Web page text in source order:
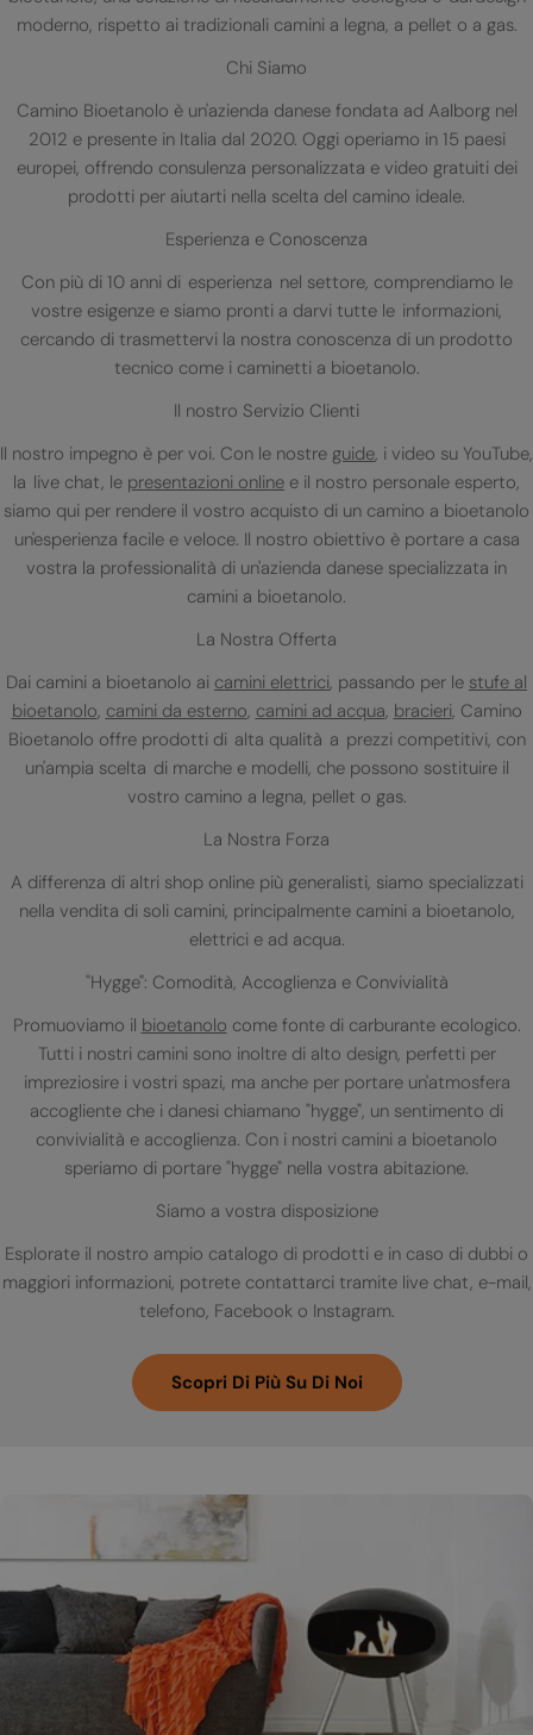
moderno, rispetto ai tradizionali camini a legna, a pellet o a gas.
Chi Siamo
Camino Bioetanolo è un'azienda danese fondata ad Aalborg nel
2012 e presente in Italia dal 2020. Oggi operiamo in 15 paesi
europei, offrendo consulenza personalizzata e video gratuiti dei
prodotti per aiutarti nella scelta del camino ideale.
Esperienza e Conoscenza
Con più di 10 anni di esperienza nel settore, comprendiamo le
vostre esigenze e siamo pronti a darvi tutte le informazioni,
cercando di trasmettervi la nostra conoscenza di un prodotto
tecnico come i caminetti a bioetanolo.
Il nostro Servizio Clienti
Il nostro impegno è per voi. Con le nostre guide, i video su YouTube,
la live chat, le presentazioni online e il nostro personale esperto,
siamo qui per rendere il vostro acquisto di un camino a bioetanolo
un'esperienza facile e veloce. Il nostro obiettivo è portare a casa
vostra la professionalità di un'azienda danese specializzata in
camini a bioetanolo.
La Nostra Offerta
Dai camini a bioetanolo ai camini elettrici, passando per le stufe al
bioetanolo, camini da esterno, camini ad acqua, bracieri, Camino
Bioetanolo offre prodotti di alta qualità a prezzi competitivi, con
un'ampia scelta di marche e modelli, che possono sostituire il
vostro camino a legna, pellet o gas.
La Nostra Forza
A differenza di altri shop online più generalisti, siamo specializzati
nella vendita di soli camini, principalmente camini a bioetanolo,
elettrici e ad acqua.
"Hygge": Comodità, Accoglienza e Convivialità
Promuoviamo il bioetanolo come fonte di carburante ecologico.
Tutti i nostri camini sono inoltre di alto design, perfetti per
impreziosire i vostri spazi, ma anche per portare un'atmosfera
accogliente che i danesi chiamano "hygge", un sentimento di
convivialità e accoglienza. Con i nostri camini a bioetanolo
speriamo di portare "hygge" nella vostra abitazione.
Siamo a vostra disposizione
Esplorate il nostro ampio catalogo di prodotti e in caso di dubbi o
maggiori informazioni, potrete contattarci tramite live chat, e-mail,
telefono, Facebook o Instagram.
Scopri Di Più Su Di Noi